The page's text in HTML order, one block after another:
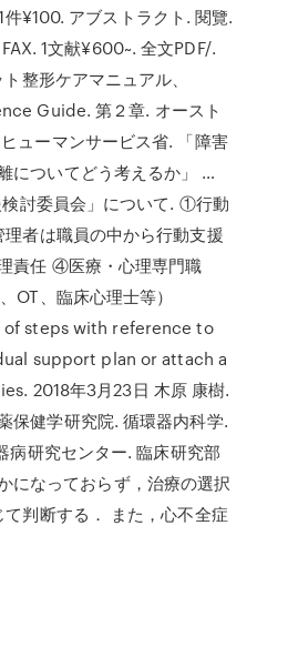
¥100. アブストラクト. 閱覽.
1文献¥600~. 全文PDF/.
整形ケアマニュアル、
Guide. 第２章. オースト
ューマンサービス省. 「障害
についてどう考えるか」 …
検討委員会」について. ①行動
者は職員の中から行動支援
責任 ④医療・心理専門職
OT、臨床心理士等）
of steps with reference to
support plan or attach a
2018年3月23日 木原 康樹.
保健学研究院. 循環器内科学.
病研究センター. 臨床研究部
になっておらず，治療の選択
判断する． また，心不全症